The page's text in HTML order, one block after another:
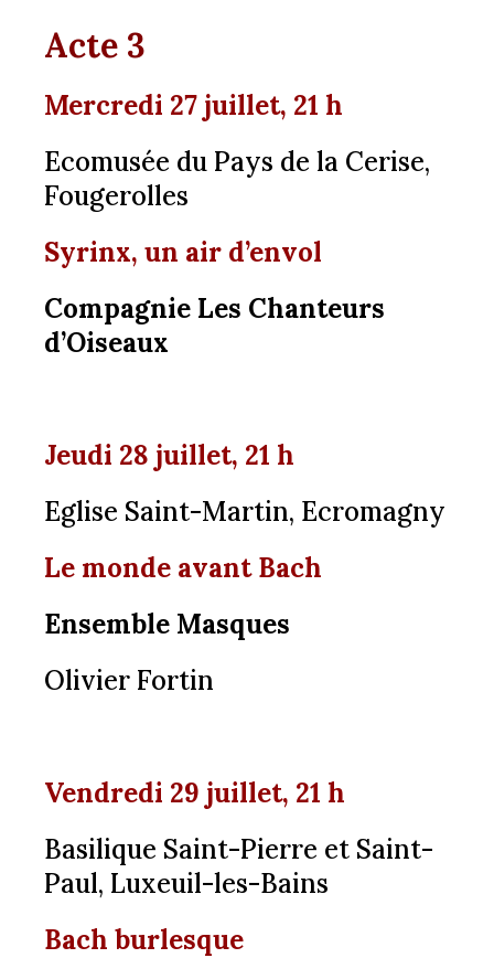
Acte 3
Mercredi 27 juillet, 21 h
Ecomusée du Pays de la Cerise,
Fougerolles
Syrinx, un air d’envol
Compagnie Les Chanteurs
d’Oiseaux
Jeudi 28 juillet, 21 h
Eglise Saint-Martin, Ecromagny
Le monde avant Bach
Ensemble Masques
Olivier Fortin
Vendredi 29 juillet, 21 h
Basilique Saint-Pierre et Saint-
Paul, Luxeuil-les-Bains
Bach burlesque